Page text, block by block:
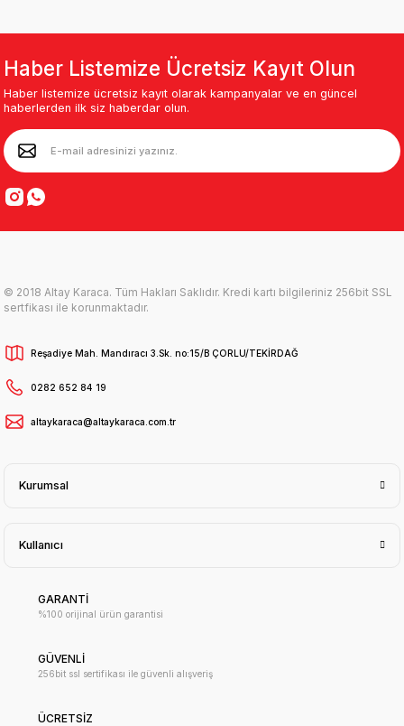
Haber Listemize Ücretsiz Kayıt Olun
Haber listemize ücretsiz kayıt olarak kampanyalar ve en güncel
haberlerden ilk siz haberdar olun.
© 2018 Altay Karaca. Tüm Hakları Saklıdır. Kredi kartı bilgileriniz 256bit SSL
sertfikası ile korunmaktadır.
Reşadiye Mah. Mandıracı 3.Sk. no:15/B ÇORLU/TEKİRDAĞ
0282 652 84 19
altaykaraca@altaykaraca.com.tr
Kurumsal
Kullanıcı
GARANTİ
%100 orijinal ürün garantisi
GÜVENLİ
256bit ssl sertifikası ile güvenli alışveriş
ÜCRETSİZ